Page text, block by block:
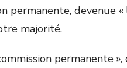
permanente, devenue
majorité.
permanente